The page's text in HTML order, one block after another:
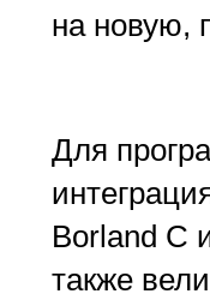
на новую,
Для
Borland C
также